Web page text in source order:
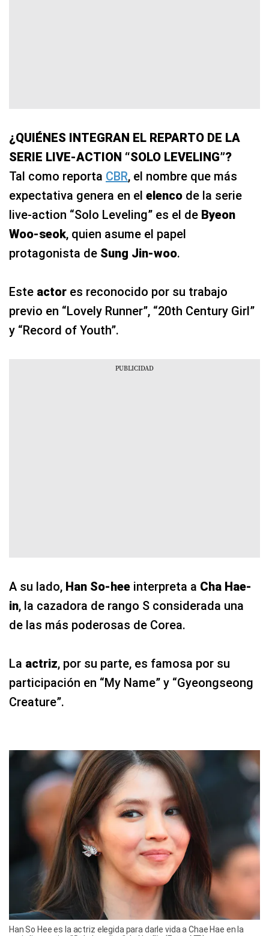
¿QUIÉNES INTEGRAN EL REPARTO DE LA
SERIE LIVE-ACTION “SOLO LEVELING”?
Tal como reporta CBR, el nombre que más
expectativa genera en el elenco de la serie
live-action “Solo Leveling” es el de Byeon
Woo-seok, quien asume el papel
protagonista de Sung Jin-woo.
Este actor es reconocido por su trabajo
previo en “Lovely Runner”, “20th Century Girl”
y “Record of Youth”.
A su lado, Han So-hee interpreta a Cha Hae-
in, la cazadora de rango S considerada una
de las más poderosas de Corea.
La actriz, por su parte, es famosa por su
participación en “My Name” y “Gyeongseong
Creature”.
Han So Hee es la actriz elegida para darle vida a Chae Hae en la